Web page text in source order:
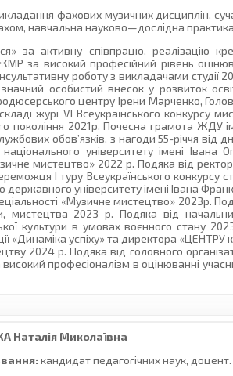
фахових музичних дисциплін,
навчальна науково—дослідна
за активну співпрацю, реалізацію
за високий професійний рівень
роботу з викладачами студії
особистий внесок у розвиток
центру Ірени Марченко,
журі VI Всеукраїнського конкурсу
покоління 2021р. Почесна грамота ЖДУ
обов’язків, з нагоди 55-річчя
університету імені Івана
мистецтво» 2022 р. Подяка від
І туру Всеукраїнського конкурсу
університету імені Івана
«Музичне мистецтво» 2023р.
мистецтва 2023 р. Подяка від
культури в умовах воєнного стану
«Динаміка успіху» та директора «ЦЕНТРУ
2024 р. Подяка від головного
професіоналізм в оцінюванні
Наталія Миколаївна
кандидат педагогічних наук, доцент.